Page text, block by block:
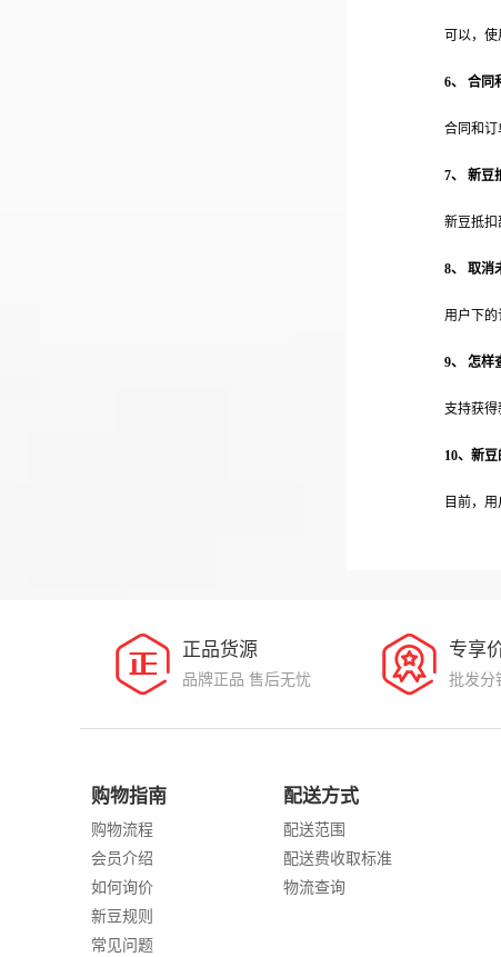
可以，
6、 合同
合同和订
7、 新豆
新豆抵扣
8、 取消
用户下的
9、 怎样
支持获得
10、新豆
目前，
正品货源
品牌正品 售后无忧
专享
批发分
购物指南
购物流程
会员介绍
如何询价
新豆规则
常见问题
配送方式
配送范围
配送费收取标准
物流查询